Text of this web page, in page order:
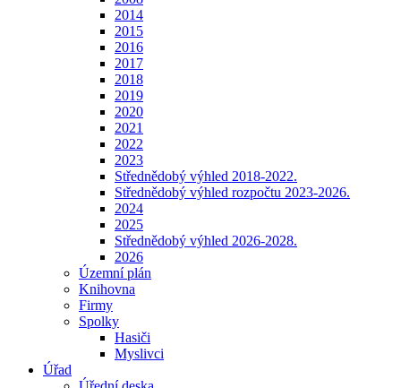
2014
2015
2016
2017
2018
2019
2020
2021
2022
2023
Střednědobý výhled 2018-2022.
Střednědobý výhled rozpočtu 2023-2026.
2024
2025
Střednědobý výhled 2026-2028.
2026
Územní plán
Knihovna
Firmy
Spolky
Hasiči
Myslivci
Úřad